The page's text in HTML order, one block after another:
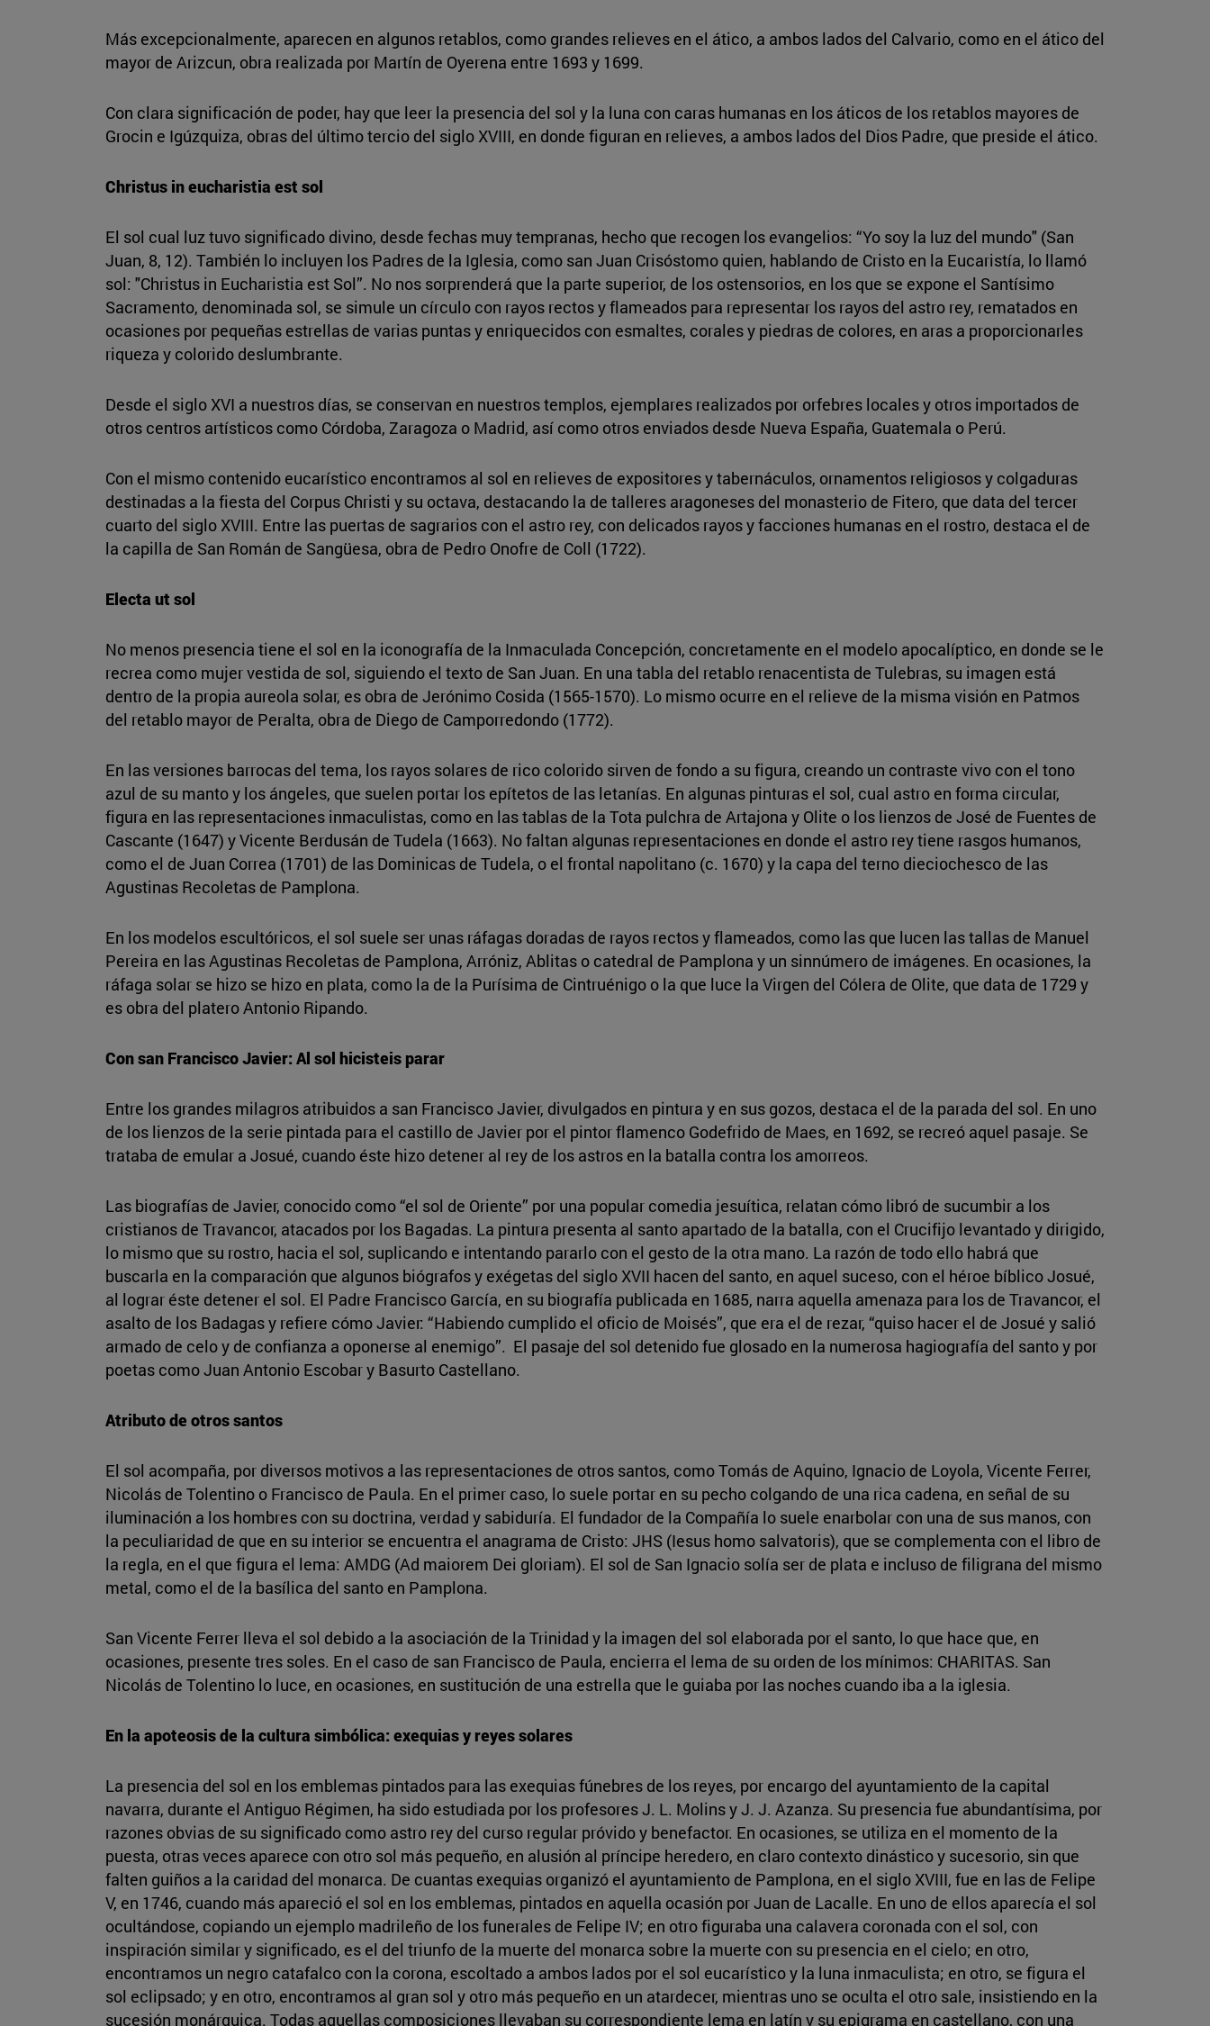
Más excepcionalmente, aparecen en algunos retablos, como grandes relieves en el ático, a ambos lados del Calvario, como en el ático del
mayor de Arizcun, obra realizada por Martín de Oyerena entre 1693 y 1699.
Con clara significación de poder, hay que leer la presencia del sol y la luna con caras humanas en los áticos de los retablos mayores de
Grocin e Igúzquiza, obras del último tercio del siglo XVIII, en donde figuran en relieves, a ambos lados del Dios Padre, que preside el ático.
Christus in eucharistia est sol
El sol cual luz tuvo significado divino, desde fechas muy tempranas, hecho que recogen los evangelios: “Yo soy la luz del mundo" (San
Juan, 8, 12). También lo incluyen los Padres de la Iglesia, como san Juan Crisóstomo quien, hablando de Cristo en la Eucaristía, lo llamó
sol: "Christus in Eucharistia est Sol”. No nos sorprenderá que la parte superior, de los ostensorios, en los que se expone el Santísimo
Sacramento, denominada sol, se simule un círculo con rayos rectos y flameados para representar los rayos del astro rey, rematados en
ocasiones por pequeñas estrellas de varias puntas y enriquecidos con esmaltes, corales y piedras de colores, en aras a proporcionarles
riqueza y colorido deslumbrante.
Desde el siglo XVI a nuestros días, se conservan en nuestros templos, ejemplares realizados por orfebres locales y otros importados de
otros centros artísticos como Córdoba, Zaragoza o Madrid, así como otros enviados desde Nueva España, Guatemala o Perú.
Con el mismo contenido eucarístico encontramos al sol en relieves de expositores y tabernáculos, ornamentos religiosos y colgaduras
destinadas a la fiesta del Corpus Christi y su octava, destacando la de talleres aragoneses del monasterio de Fitero, que data del tercer
cuarto del siglo XVIII. Entre las puertas de sagrarios con el astro rey, con delicados rayos y facciones humanas en el rostro, destaca el de
la capilla de San Román de Sangüesa, obra de Pedro Onofre de Coll (1722).
Electa ut sol
No menos presencia tiene el sol en la iconografía de la Inmaculada Concepción, concretamente en el modelo apocalíptico, en donde se le
recrea como mujer vestida de sol, siguiendo el texto de San Juan. En una tabla del retablo renacentista de Tulebras, su imagen está
dentro de la propia aureola solar, es obra de Jerónimo Cosida (1565-1570). Lo mismo ocurre en el relieve de la misma visión en Patmos
del retablo mayor de Peralta, obra de Diego de Camporredondo (1772).
En las versiones barrocas del tema, los rayos solares de rico colorido sirven de fondo a su figura, creando un contraste vivo con el tono
azul de su manto y los ángeles, que suelen portar los epítetos de las letanías. En algunas pinturas el sol, cual astro en forma circular,
figura en las representaciones inmaculistas, como en las tablas de la Tota pulchra de Artajona y Olite o los lienzos de José de Fuentes de
Cascante (1647) y Vicente Berdusán de Tudela (1663). No faltan algunas representaciones en donde el astro rey tiene rasgos humanos,
como el de Juan Correa (1701) de las Dominicas de Tudela, o el frontal napolitano (c. 1670) y la capa del terno dieciochesco de las
Agustinas Recoletas de Pamplona.
En los modelos escultóricos, el sol suele ser unas ráfagas doradas de rayos rectos y flameados, como las que lucen las tallas de Manuel
Pereira en las Agustinas Recoletas de Pamplona, Arróniz, Ablitas o catedral de Pamplona y un sinnúmero de imágenes. En ocasiones, la
ráfaga solar se hizo se hizo en plata, como la de la Purísima de Cintruénigo o la que luce la Virgen del Cólera de Olite, que data de 1729 y
es obra del platero Antonio Ripando.
Con san Francisco Javier: Al sol hicisteis parar
Entre los grandes milagros atribuidos a san Francisco Javier, divulgados en pintura y en sus gozos, destaca el de la parada del sol. En uno
de los lienzos de la serie pintada para el castillo de Javier por el pintor flamenco Godefrido de Maes, en 1692, se recreó aquel pasaje. Se
trataba de emular a Josué, cuando éste hizo detener al rey de los astros en la batalla contra los amorreos.
Las biografías de Javier, conocido como “el sol de Oriente” por una popular comedia jesuítica, relatan cómo libró de sucumbir a los
cristianos de Travancor, atacados por los Bagadas. La pintura presenta al santo apartado de la batalla, con el Crucifijo levantado y dirigido,
lo mismo que su rostro, hacia el sol, suplicando e intentando pararlo con el gesto de la otra mano. La razón de todo ello habrá que
buscarla en la comparación que algunos biógrafos y exégetas del siglo XVII hacen del santo, en aquel suceso, con el héroe bíblico Josué,
al lograr éste detener el sol. El Padre Francisco García, en su biografía publicada en 1685, narra aquella amenaza para los de Travancor, el
asalto de los Badagas y refiere cómo Javier: “Habiendo cumplido el oficio de Moisés”, que era el de rezar, “quiso hacer el de Josué y salió
armado de celo y de confianza a oponerse al enemigo”. El pasaje del sol detenido fue glosado en la numerosa hagiografía del santo y por
poetas como Juan Antonio Escobar y Basurto Castellano.
Atributo de otros santos
El sol acompaña, por diversos motivos a las representaciones de otros santos, como Tomás de Aquino, Ignacio de Loyola, Vicente Ferrer,
Nicolás de Tolentino o Francisco de Paula. En el primer caso, lo suele portar en su pecho colgando de una rica cadena, en señal de su
iluminación a los hombres con su doctrina, verdad y sabiduría. El fundador de la Compañía lo suele enarbolar con una de sus manos, con
la peculiaridad de que en su interior se encuentra el anagrama de Cristo: JHS (Iesus homo salvatoris), que se complementa con el libro de
la regla, en el que figura el lema: AMDG (Ad maiorem Dei gloriam). El sol de San Ignacio solía ser de plata e incluso de filigrana del mismo
metal, como el de la basílica del santo en Pamplona.
San Vicente Ferrer lleva el sol debido a la asociación de la Trinidad y la imagen del sol elaborada por el santo, lo que hace que, en
ocasiones, presente tres soles. En el caso de san Francisco de Paula, encierra el lema de su orden de los mínimos: CHARITAS. San
Nicolás de Tolentino lo luce, en ocasiones, en sustitución de una estrella que le guiaba por las noches cuando iba a la iglesia.
En la apoteosis de la cultura simbólica: exequias y reyes solares
La presencia del sol en los emblemas pintados para las exequias fúnebres de los reyes, por encargo del ayuntamiento de la capital
navarra, durante el Antiguo Régimen, ha sido estudiada por los profesores J. L. Molins y J. J. Azanza. Su presencia fue abundantísima, por
razones obvias de su significado como astro rey del curso regular próvido y benefactor. En ocasiones, se utiliza en el momento de la
puesta, otras veces aparece con otro sol más pequeño, en alusión al príncipe heredero, en claro contexto dinástico y sucesorio, sin que
falten guiños a la caridad del monarca. De cuantas exequias organizó el ayuntamiento de Pamplona, en el siglo XVIII, fue en las de Felipe
V, en 1746, cuando más apareció el sol en los emblemas, pintados en aquella ocasión por Juan de Lacalle. En uno de ellos aparecía el sol
ocultándose, copiando un ejemplo madrileño de los funerales de Felipe IV; en otro figuraba una calavera coronada con el sol, con
inspiración similar y significado, es el del triunfo de la muerte del monarca sobre la muerte con su presencia en el cielo; en otro,
encontramos un negro catafalco con la corona, escoltado a ambos lados por el sol eucarístico y la luna inmaculista; en otro, se figura el
sol eclipsado; y en otro, encontramos al gran sol y otro más pequeño en un atardecer, mientras uno se oculta el otro sale, insistiendo en la
sucesión monárquica. Todas aquellas composiciones llevaban su correspondiente lema en latín y su epigrama en castellano, con una